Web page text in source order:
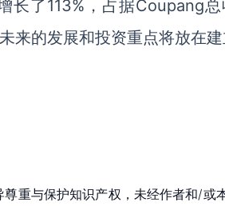
长了113%，占据Coupang总
来的发展和投资重点将放在建
重与保护知识产权，未经作者和/或